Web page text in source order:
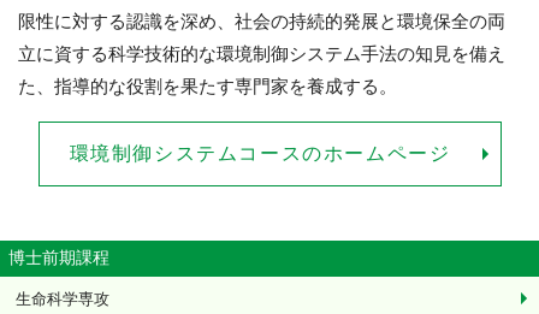
限性に対する認識を深め、社会の持続的発展と環境保全の両
立に資する科学技術的な環境制御システム手法の知見を備え
た、指導的な役割を果たす専門家を養成する。
環境制御システムコースのホームページ
博士前期課程
生命科学専攻